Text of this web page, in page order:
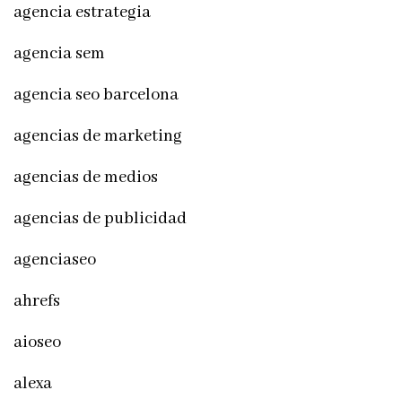
agencia estrategia
agencia sem
agencia seo barcelona
agencias de marketing
agencias de medios
agencias de publicidad
agenciaseo
ahrefs
aioseo
alexa